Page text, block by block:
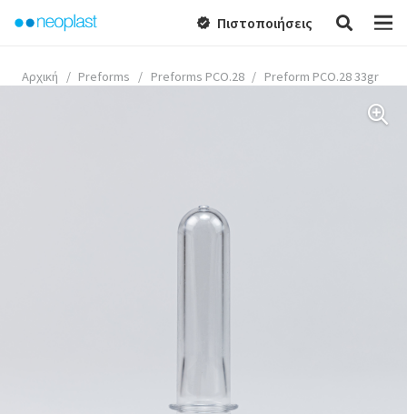
verified Πιστοποιήσεις
Αρχική / Preforms / Preforms PCO.28 / Preform PCO.28 33gr